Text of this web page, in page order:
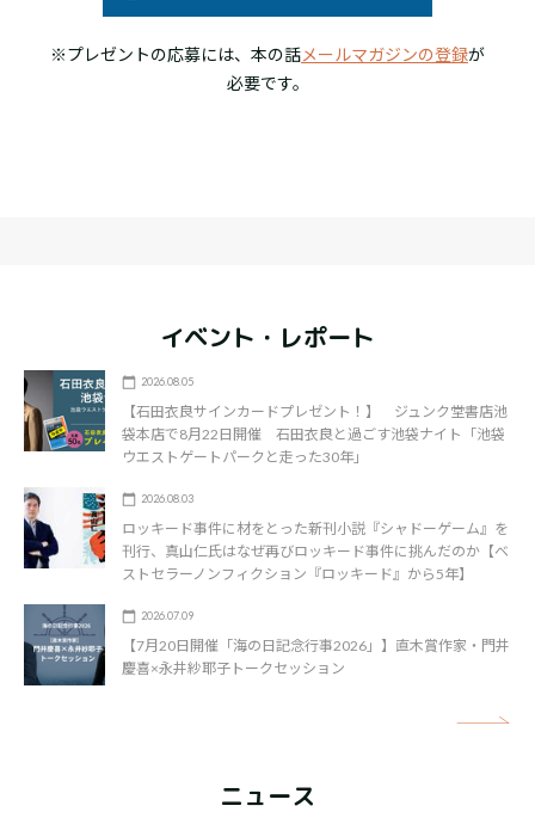
※プレゼントの応募には、本の話メールマガジンの登録が
必要です。
イベント・レポート
2026.08.05
【石田衣良サインカードプレゼント！】 ジュンク堂書店池
袋本店で8月22日開催 石田衣良と過ごす池袋ナイト「池袋
ウエストゲートパークと走った30年」
2026.08.03
ロッキード事件に材をとった新刊小説『シャドーゲーム』を
刊行、真山仁氏はなぜ再びロッキード事件に挑んだのか【ベ
ストセラーノンフィクション『ロッキード』から5年】
2026.07.09
【7月20日開催「海の日記念行事2026」】直木賞作家・門井
慶喜×永井紗耶子トークセッション
ニュース